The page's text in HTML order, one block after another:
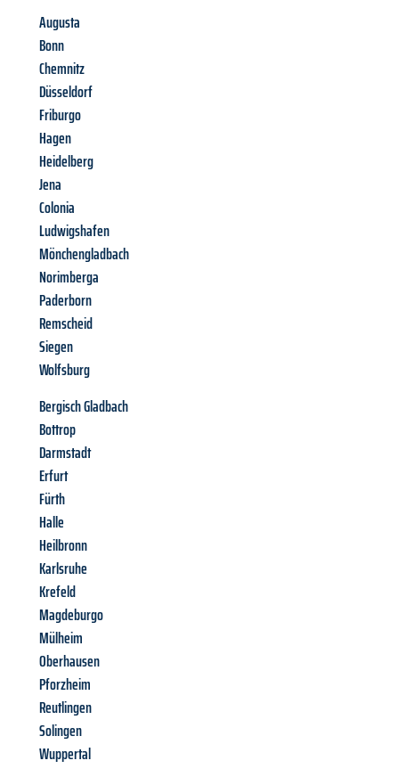
Augusta
Bonn
Chemnitz
Düsseldorf
Friburgo
Hagen
Heidelberg
Jena
Colonia
Ludwigshafen
Mönchengladbach
Norimberga
Paderborn
Remscheid
Siegen
Wolfsburg
Bergisch Gladbach
Bottrop
Darmstadt
Erfurt
Fürth
Halle
Heilbronn
Karlsruhe
Krefeld
Magdeburgo
Mülheim
Oberhausen
Pforzheim
Reutlingen
Solingen
Wuppertal